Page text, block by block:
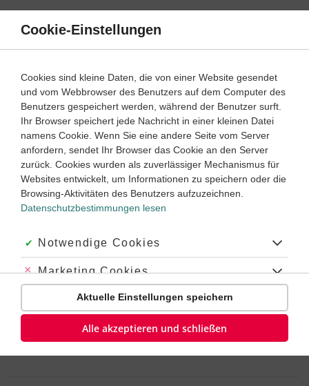
Direkt
Inhalt
Chemie 5. Klasse ‐ Abitur
Krypton
[griech. »das Verborgene«]: Chemisches ElementderVIII.
Hauptgruppe , Zeichen Kr, OZ 36, relative Atommasse83,80,
Mischelement.
Chemische Eigenschaften:Edelgas, sehr reaktionsträge; die
einzige Verbindung ist das Kryptondifluorid KrF2, das sich
aber schon bei Zimmertemperatur zersetzt.
: Als Nebenprodukt bei der
aus flüssiger
Verwendung: Als inertes Füllgas für Glühlampen
Cookie-Einstellungen
Cookies sind kleine Daten, die von einer Website gesendet
und vom Webbrowser des Benutzers auf dem Computer des
Benutzers gespeichert werden, während der Benutzer surft.
Ihr Browser speichert jede Nachricht in einer kleinen Datei
namens Cookie. Wenn Sie eine andere Seite vom Server
anfordern, sendet Ihr Browser das Cookie an den Server
zurück. Cookies wurden als zuverlässiger Mechanismus für
Websites entwickelt, um Informationen zu speichern oder die
Browsing-Aktivitäten des Benutzers aufzuzeichnen.
Datenschutzbestimmungen lesen
Akzeptiert:
Notwendige Cookies
Abgelehnt:
Marketing Cookies
Abgelehnt:
Personalisierungs-Cookies
Aktuelle Einstellungen speichern
Alle akzeptieren und schließen